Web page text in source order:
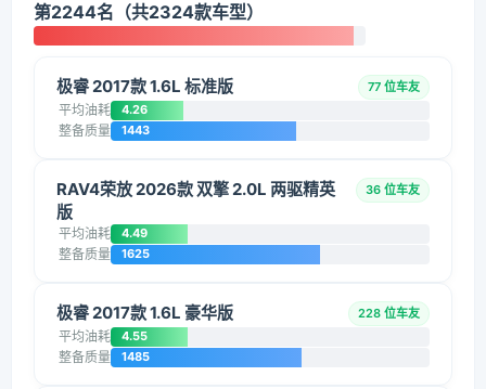
第2244名（共2324款车型）
极睿 2017款 1.6L 标准版 77 位车友
平均油耗 4.26
整备质量 1443
RAV4荣放 2026款 双擎 2.0L 两驱精英
版
36 位车友
平均油耗 4.49
整备质量 1625
极睿 2017款 1.6L 豪华版 228 位车友
平均油耗 4.55
整备质量 1485